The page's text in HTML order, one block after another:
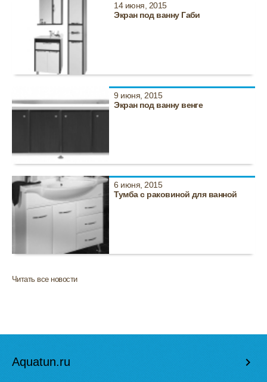
14 июня, 2015
Экран под ванну Габи
9 июня, 2015
Экран под ванну венге
6 июня, 2015
Тумба с раковиной для ванной
Читать все новости
Aquatun.ru keyboard_arrow_right